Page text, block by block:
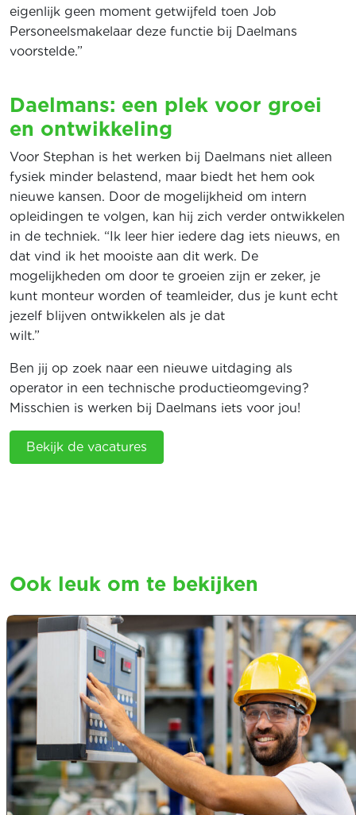
eigenlijk geen moment getwijfeld toen Job
Personeelsmakelaar deze functie bij Daelmans
voorstelde.”
Daelmans: een plek voor groei
en ontwikkeling
Voor Stephan is het werken bij Daelmans niet alleen
fysiek minder belastend, maar biedt het hem ook
nieuwe kansen. Door de mogelijkheid om intern
opleidingen te volgen, kan hij zich verder ontwikkelen
in de techniek. “Ik leer hier iedere dag iets nieuws, en
dat vind ik het mooiste aan dit werk. De
mogelijkheden om door te groeien zijn er zeker, je
kunt monteur worden of teamleider, dus je kunt echt
jezelf blijven ontwikkelen als je dat
Ben jij op zoek naar een nieuwe uitdaging als
operator in een technische productieomgeving?
Misschien is werken bij Daelmans iets voor jou!
Bekijk de vacatures
Ook leuk om te bekijken